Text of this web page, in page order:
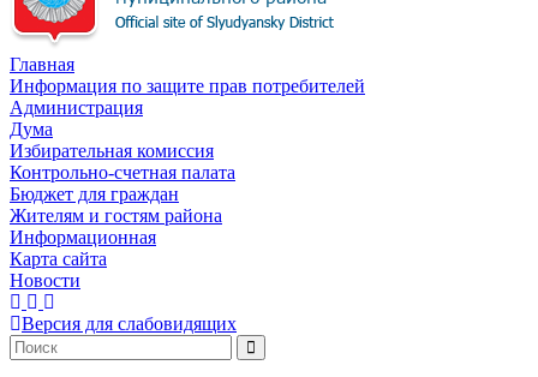
Главная
Информация по защите прав потребителей
Администрация
Дума
Избирательная комиссия
Контрольно-счетная палата
Бюджет для граждан
Жителям и гостям района
Информационная
Карта сайта
Новости
Версия для слабовидящих